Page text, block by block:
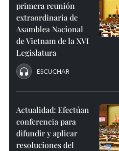
primera reunión
extraordinaria de
Asamblea Nacional
de Vietnam de la XVI
Legislatura
ESCUCHAR
Actualidad: Efectúan
conferencia para
difundir y aplicar
resoluciones del